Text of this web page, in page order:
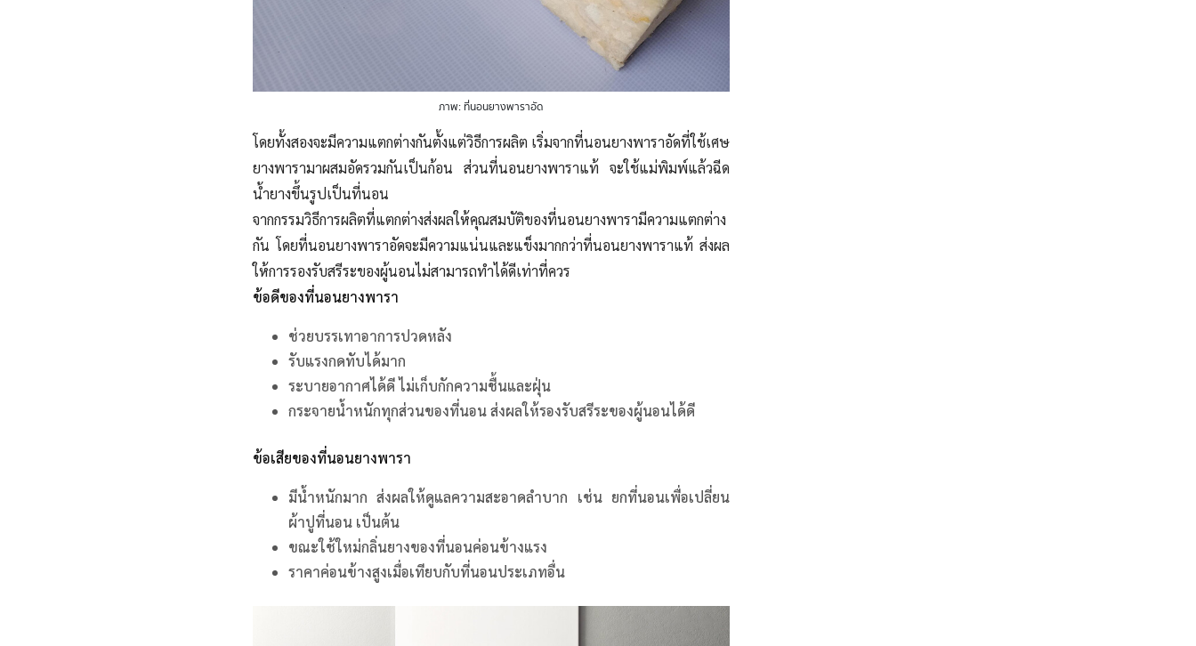
ภาพ: ที่นอนยางพาราอัด
โดยทั้งสองจะมีความแตกต่างกันตั้งแต่วิธีการผลิต เริ่มจากที่นอนยางพาราอัดที่ใช้เศษ
ยางพารามาผสมอัดรวมกันเป็นก้อน ส่วนที่นอนยางพาราแท้ จะใช้แม่พิมพ์แล้วฉีด
น้ำยางขึ้นรูปเป็นที่นอน
จากกรรมวิธีการผลิตที่แตกต่างส่งผลให้คุณสมบัติของที่นอนยางพารามีความแตกต่าง
กัน โดยที่นอนยางพาราอัดจะมีความแน่นและแข็งมากกว่าที่นอนยางพาราแท้ ส่งผล
ให้การรองรับสรีระของผู้นอนไม่สามารถทำได้ดีเท่าที่ควร
ข้อดีของที่นอนยางพารา
ช่วยบรรเทาอาการปวดหลัง
รับแรงกดทับได้มาก
ระบายอากาศได้ดี ไม่เก็บกักความชื้นและฝุ่น
กระจายน้ำหนักทุกส่วนของที่นอน ส่งผลให้รองรับสรีระของผู้นอนได้ดี
ข้อเสียของที่นอนยางพารา
มีน้ำหนักมาก ส่งผลให้ดูแลความสะอาดลำบาก เช่น ยกที่นอนเพื่อเปลี่ยน
ผ้าปูที่นอน เป็นต้น
ขณะใช้ใหม่กลิ่นยางของที่นอนค่อนข้างแรง
ราคาค่อนข้างสูงเมื่อเทียบกับที่นอนประเภทอื่น